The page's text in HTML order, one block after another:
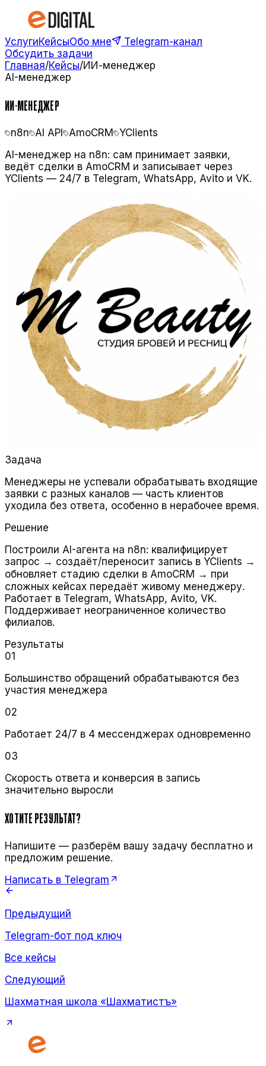
УслугиКейсыОбо мне
Telegram-канал
Обсудить задачи
Главная/Кейсы/ИИ-менеджер
AI-менеджер
ИИ-МЕНЕДЖЕР
n8n AI API AmoCRM
YClients
AI-менеджер на n8n: сам принимает заявки,
ведёт сделки в AmoCRM и записывает через
YClients — 24/7 в Telegram, WhatsApp, Avito и VK.
Задача
Менеджеры не успевали обрабатывать входящие
заявки с разных каналов — часть клиентов
уходила без ответа, особенно в нерабочее время.
Решение
Построили AI-агента на n8n: квалифицирует
запрос → создаёт/переносит запись в YClients →
обновляет стадию сделки в AmoCRM → при
сложных кейсах передаёт живому менеджеру.
Работает в Telegram, WhatsApp, Avito, VK.
Поддерживает неограниченное количество
филиалов.
Результаты
01
Большинство обращений обрабатываются без
участия менеджера
02
Работает 24/7 в 4 мессенджерах одновременно
03
Скорость ответа и конверсия в запись
значительно выросли
ХОТИТЕ РЕЗУЛЬТАТ?
Напишите — разберём вашу задачу бесплатно и
предложим решение.
Написать в Telegram
Предыдущий
Telegram-бот под ключ
Все кейсы
Следующий
Шахматная школа «Шахматистъ»